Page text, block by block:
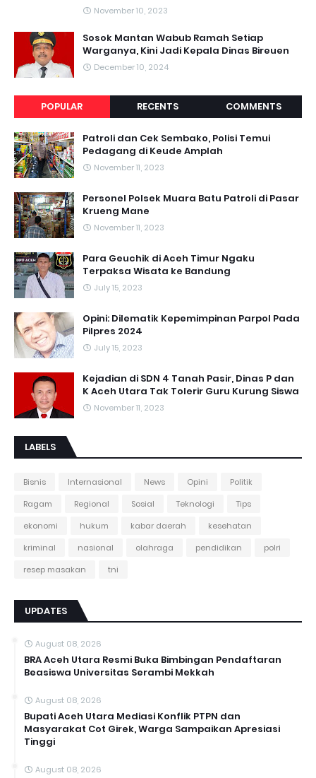
November 10, 2023
Sosok Mantan Wabub Ramah Setiap
Warganya, Kini Jadi Kepala Dinas Bireuen
December 10, 2024
POPULAR RECENTS COMMENTS
Patroli dan Cek Sembako, Polisi Temui
Pedagang di Keude Amplah
November 11, 2023
Personel Polsek Muara Batu Patroli di Pasar
Krueng Mane
November 11, 2023
Para Geuchik di Aceh Timur Ngaku
Terpaksa Wisata ke Bandung
July 15, 2023
Opini: Dilematik Kepemimpinan Parpol Pada
Pilpres 2024
July 15, 2023
Kejadian di SDN 4 Tanah Pasir, Dinas P dan
K Aceh Utara Tak Tolerir Guru Kurung Siswa
November 11, 2023
LABELS
Bisnis Internasional News Opini
Politik
Ragam
Regional Sosial Teknologi
Tips
ekonomi
hukum kabar daerah
kesehatan
kriminal
nasional olahraga pendidikan
polri
resep masakan
tni
UPDATES
August 08, 2026
BRA Aceh Utara Resmi Buka Bimbingan Pendaftaran
Beasiswa Universitas Serambi Mekkah
August 08, 2026
Bupati Aceh Utara Mediasi Konflik PTPN dan
Masyarakat Cot Girek, Warga Sampaikan Apresiasi
Tinggi
August 08, 2026